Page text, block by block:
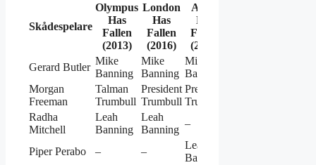
Skådespelare
Olympus
Has
Fallen
(2013)
London
Has
Fallen
(2016)
Angel
Has
Fallen
(2019)
Gerard Butler
Mike
Banning
Mike
Banning
Mike
Banning
Morgan
Freeman
Talman
Trumbull
President
Trumbull
President
Trumbull
Radha
Mitchell
Leah
Banning
Leah
Banning
–
Piper Perabo – –
Leah
Banning